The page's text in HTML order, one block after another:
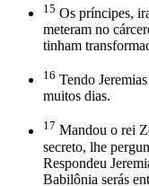
15 Os príncipes,
meteram no
tinham
16 Tendo
muitos dias.
17 Mandou o rei
secreto, lhe
Respondeu
Babilônia serás